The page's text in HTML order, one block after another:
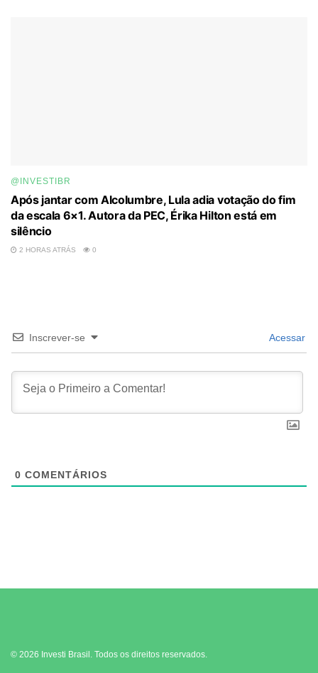
@INVESTIBR
Após jantar com Alcolumbre, Lula adia votação do fim
da escala 6×1. Autora da PEC, Érika Hilton está em
silêncio
2 HORAS ATRÁS 0
Inscrever-se Acessar
0 COMENTÁRIOS
© 2026 Investi Brasil. Todos os direitos reservados.